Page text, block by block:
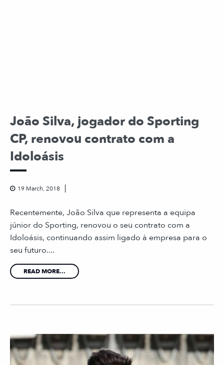
João Silva, jogador do Sporting
CP, renovou contrato com a
Idoloásis
19 March, 2018
Recentemente, João Silva que representa a equipa
júnior do Sporting, renovou o seu contrato com a
Idoloásis, continuando assim ligado à empresa para o
seu futuro....
READ MORE...